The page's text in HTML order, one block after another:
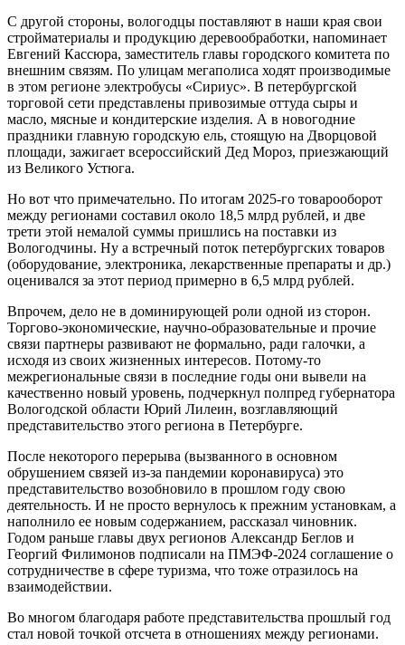
С другой стороны, вологодцы поставляют в наши края свои
стройматериалы и продукцию деревообработки, напоминает
Евгений Кассюра, заместитель главы городского комитета по
внешним связям. По улицам мегаполиса ходят производимые
в этом регионе электробусы «Сириус». В петербургской
торговой сети представлены привозимые оттуда сыры и
масло, мясные и кондитерские изделия. А в новогодние
праздники главную городскую ель, стоящую на Дворцовой
площади, зажигает всероссийский Дед Мороз, приезжающий
из Великого Устюга.
Но вот что примечательно. По итогам 2025‑го товарооборот
между регионами составил около 18,5 млрд рублей, и две
трети этой немалой суммы пришлись на поставки из
Вологодчины. Ну а встречный поток петербургских товаров
(оборудование, электроника, лекарственные препараты и др.)
оценивался за этот период примерно в 6,5 млрд рублей.
Впрочем, дело не в доминирующей роли одной из сторон.
Торгово-экономические, научно-образовательные и прочие
связи партнеры развивают не формально, ради галочки, а
исходя из своих жизненных интересов. Потому‑то
межрегиональные связи в последние годы они вывели на
качественно новый уровень, подчеркнул полпред губернатора
Вологодской области Юрий Лилеин, возглавляющий
представительство этого региона в Петербурге.
После некоторого перерыва (вызванного в основном
обрушением связей из‑за пандемии коронавируса) это
представительство возобновило в прошлом году свою
деятельность. И не просто вернулось к прежним установкам, а
наполнило ее новым содержанием, рассказал чиновник.
Годом раньше главы двух регионов Александр Беглов и
Георгий Филимонов подписали на ПМЭФ-2024 соглашение о
сотрудничестве в сфере туризма, что тоже отразилось на
взаимодействии.
Во многом благодаря работе представительства прошлый год
стал новой точкой отсчета в отношениях между регионами.